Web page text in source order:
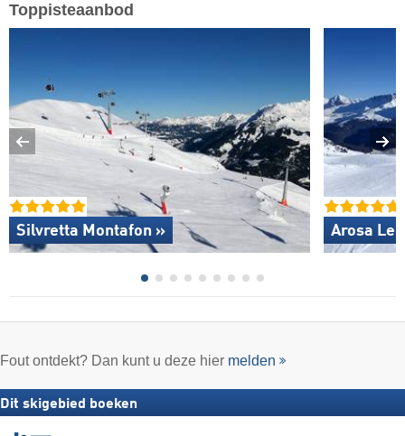
Toppisteaanbod
Silvretta Montafon » Arosa
Fout ontdekt? Dan kunt u deze hier melden
Dit skigebied boeken